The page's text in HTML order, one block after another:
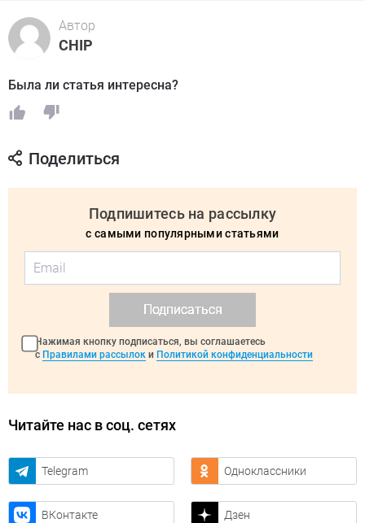
Автор
CHIP
Была ли статья интересна?
Поделиться
Подпишитесь на рассылку
с самыми популярными статьями
Подписаться
Нажимая кнопку подписаться, вы соглашаетесь
с Правилами рассылок и Политикой конфиденциальности
Читайте нас в соц. сетях
Telegram Одноклассники
ВКонтакте Дзен